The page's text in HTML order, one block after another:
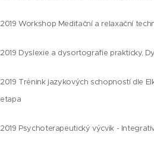
2019 Workshop Meditační a relaxační
2019 Dyslexie a dysortografie prakticky,
2019 Trénink jazykových schopností dle
etapa
2019 Psychoterapeutický výcvik -